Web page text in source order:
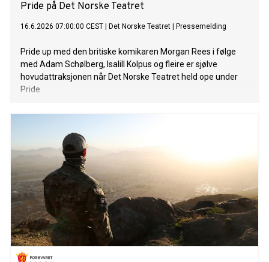
Pride på Det Norske Teatret
16.6.2026 07:00:00 CEST Det Norske Teatret Pressemelding
Pride up med den britiske komikaren Morgan Rees i følge
med Adam Schølberg, Isalill Kolpus og fleire er sjølve
hovudattraksjonen når Det Norske Teatret held ope under
Pride.